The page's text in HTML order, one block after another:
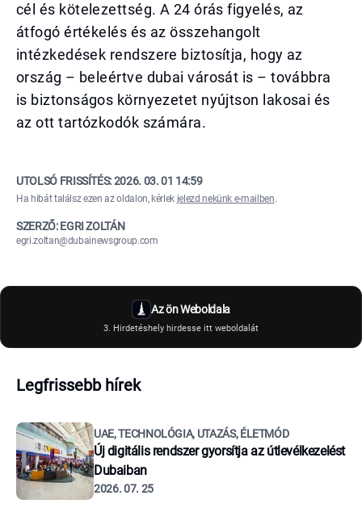
cél és kötelezettség. A 24 órás figyelés, az
átfogó értékelés és az összehangolt
intézkedések rendszere biztosítja, hogy az
ország – beleértve dubai városát is – továbbra
is biztonságos környezetet nyújtson lakosai és
az ott tartózkodók számára.
UTOLSÓ FRISSÍTÉS:2026. 03. 01 14:59
Ha hibát találsz ezen az oldalon, kérlek jelezd nekünk e-mailben.
SZERZŐ: EGRI ZOLTÁN
egri.zoltan@dubainewsgroup.com
Az ön Weboldala
3. Hirdetéshely hirdesse itt weboldalát
Legfrissebb hírek
UAE, TECHNOLÓGIA, UTAZÁS, ÉLETMÓD
Új digitális rendszer gyorsítja az útlevélkezelést
Dubaiban
2026. 07. 25